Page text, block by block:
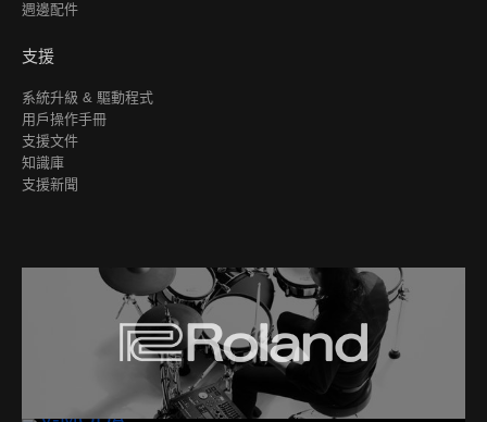
週邊配件
支援
系統升級 & 驅動程式
用戶操作手冊
支援文件
知識庫
支援新聞